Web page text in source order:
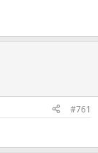
#761